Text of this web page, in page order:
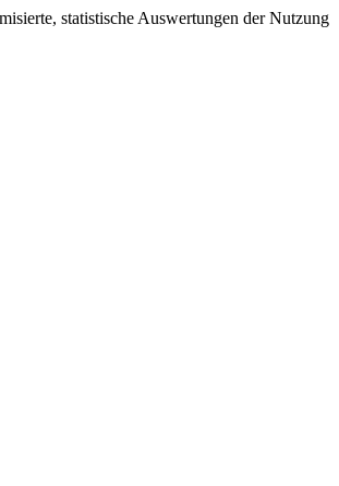
statistische Auswertungen der Nutzung